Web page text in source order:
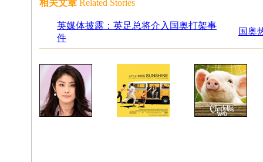
相关文章 Related Stories
英媒体披露：英足总将介入国奥打架事
件
国奥